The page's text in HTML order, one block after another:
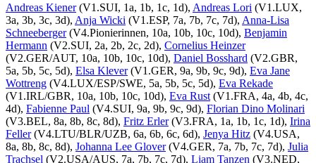
Andreas Kiener(V1.SUI, 1a, 1b, 1c, 1d), Andreas Lori (V1.LUX,
3a, 3b, 3c, 3d), Anja Wicki (V1.ESP, 7a, 7b, 7c, 7d), Anna-Lisa
Schneeberger(V4.Pionierinnen, 10a, 10b, 10c, 10d), Benjamin
Hermann (V2.SUI, 2a, 2b, 2c, 2d), Cornelius Heinzer
(V2.GER/AUT, 10a, 10b, 10c, 10d), Daniel Bosshard (V2.GBR,
5a, 5b, 5c, 5d), Elsa Klever(V1.GER, 9a, 9b, 9c, 9d), Eva Jane
Wottreng (V4.LUX/ESP/SWE, 5a, 5b, 5c, 5d), Eva Rekade
(V1.IRL/GBR, 10a, 10b, 10c, 10d), Eva Rust (V1.FRA, 4a, 4b, 4c,
4d), Fabienne Paul (V4.SUI, 9a, 9b, 9c, 9d), Florian Dino Molinari
(V3.BEL, 8a, 8b, 8c, 8d), Fritz Erler(V3.FRA, 1a, 1b, 1c, 1d), Irina
Feller(V4.LTU/BLR/UZB, 6a, 6b, 6c, 6d), Jenya Hitz (V4.USA,
8a, 8b, 8c, 8d), Johanna Lee Glover(V4.GER, 7a, 7b, 7c, 7d), Julia
Trachsel (V2.USA/AUS, 7a, 7b, 7c, 7d), Liam Tanzen (V3.NED,